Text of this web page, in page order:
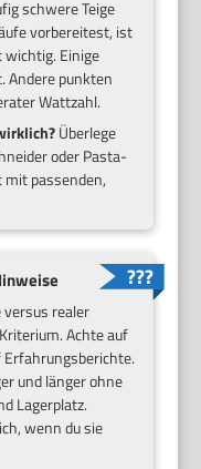
schwere Teige
vorbereitest, ist
Einige
Andere punkten
Wattzahl.
Überlege
oder Pasta-
mit passenden,
realer
Achte auf
und länger ohne
Lagerplatz.
wenn du sie